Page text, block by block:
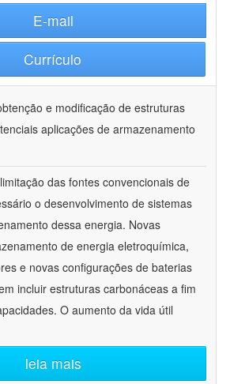
E-mail
Currículo
e modificação de estruturas
aplicações de armazenamento
das fontes convencionais de
o desenvolvimento de sistemas
dessa energia. Novas
de energia eletroquímica,
e novas configurações de baterias
incluir estruturas carbonáceas a fim
O aumento da vida útil
leia mais